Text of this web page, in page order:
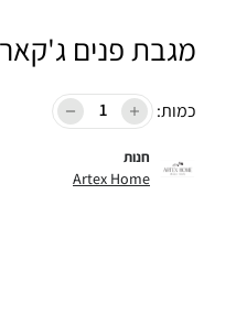
מגבת פנים
כמות:
חנות
Artex Home